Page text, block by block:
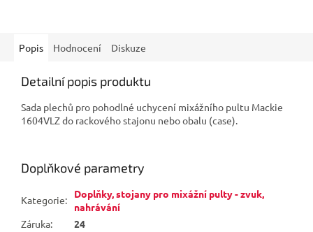
Popis Hodnocení Diskuze
Detailní popis produktu
Sada plechů pro pohodlné uchycení mixážního pultu Mackie
1604VLZ do rackového stajonu nebo obalu (case).
Doplňkové parametry
Kategorie:
Doplňky, stojany pro mixážní pulty - zvuk,
nahrávání
Záruka:
24